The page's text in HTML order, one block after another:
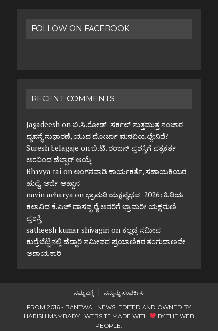
FOLLOW ON FACEBOOK
RECENT COMMENTS
Jagadeeshon ಬಿ.ಸಿ.ರೋಡ್ ಸರ್ಕಲ್ ಸುತ್ತಮುತ್ತ ಸಂಚಾರ
ವ್ಯವಸ್ಥೆ ಸುಧಾರಣೆ, ಯುವ ಮೋರ್ಚಾ ಮನವಿಯಲ್ಲೇನಿದೆ?
Suresh belagaje on ಬಿ.ಟಿ. ರಂಜನ್ ಪ್ರಶಸ್ತಿಗೆ ಪತ್ರಕರ್ತ
ಅರವಿಂದ ಹೆಬ್ಬಾರ್ ಆಯ್ಕೆ
Bhavya raion ಅಂಗನವಾಡಿ ಕಾರ್ಯಕರ್ತೆ, ಸಹಾಯಕಿಯರ
ಹುದ್ದೆ, ಅರ್ಜಿ ಆಹ್ವಾನ
navin acharya on ಭ್ರಾಮರಿ ಯಕ್ಷವೈಭವ -2026: ಹಿರಿಯ
ಕಲಾವಿದ ಕೆ.ಎಚ್ ದಾಸಪ್ಪ ರೈ ಅವರಿಗೆ ಭ್ರಾಮರೀ ಯಕ್ಷಮಣಿ
ಪ್ರಶಸ್ತಿ
satheesh kumar shivagirion ಕಲ್ಲಡ್ಕ ಸಮೀಪ
ಕುದ್ರೆಬೆಟ್ಟಿನಲ್ಲಿ ಹೆದ್ದಾರಿ ಸಮೀಪದ ಪ್ರಯಾಣಿಕರ ತಂಗುದಾಣವೇ
ಅಪಾಯಕಾರಿ
ನಮ್ಮ ಬಗ್ಗೆ
ನಮ್ಮನ್ನು ಸಂಪರ್ಕಿಸಿ
FROM 2016 - BANTWAL NEWS. EDITED AND OWNED BY
HARISH MAMBADY. WEBSITE MADE WITH
BY THE WEB
PEOPLE.